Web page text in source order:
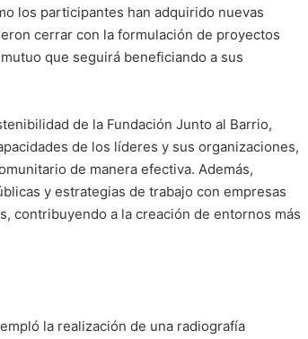
los participantes han adquirido nuevas
cerrar con la formulación de proyectos
que seguirá beneficiando a sus
de la Fundación Junto al Barrio,
de los líderes y sus organizaciones,
de manera efectiva. Además,
y estrategias de trabajo con empresas
contribuyendo a la creación de entornos más
la realización de una radiografía